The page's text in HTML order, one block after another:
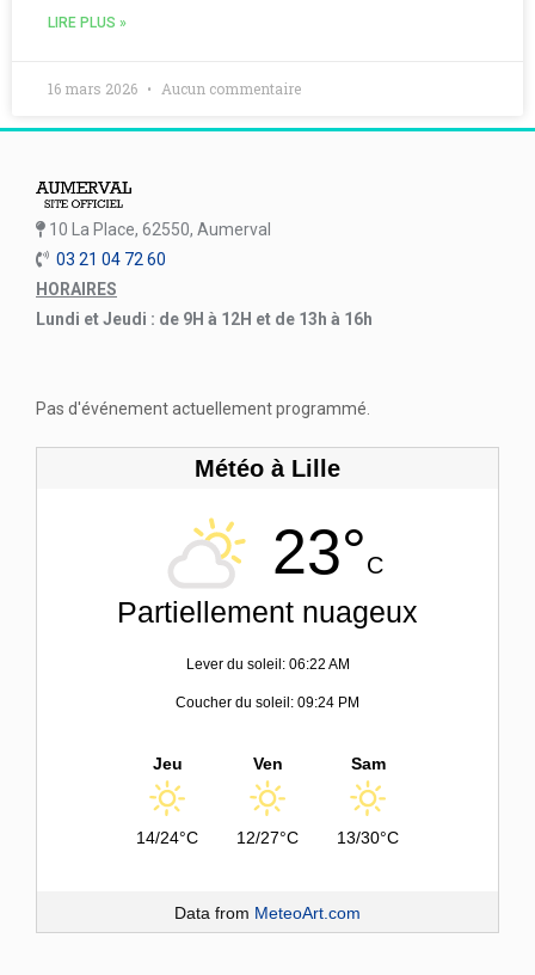
LIRE PLUS »
16 mars 2026 Aucun commentaire
10 La Place, 62550, Aumerval
03 21 04 72 60
HORAIRES
Lundi et Jeudi : de 9H à 12H et de 13h à 16h
Pas d'événement actuellement programmé.
Météo à Lille
23°C
Partiellement nuageux
Lever du soleil: 06:22 AM
Coucher du soleil: 09:24 PM
Jeu
14/24°C
Ven
12/27°C
Sam
13/30°C
Data from MeteoArt.com